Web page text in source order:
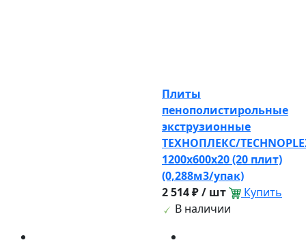
Плиты
пенополистирольные
экструзионные
ТЕХНОПЛЕКС/
1200х600х20 (20 плит)
(0,288м3/упак)
2 514 ₽ / шт
Купить
В наличии